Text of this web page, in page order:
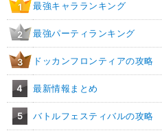
ベジータ3
7.0 / 10点
【発動リン
・
ATK+35%
戦闘民族
【一致する
超サイヤ
1 最強キャラランキング
2 最強パーティランキング
3 ドッカンフロンティアの攻略
4 最新情報まとめ
5 バトルフェスティバルの攻略